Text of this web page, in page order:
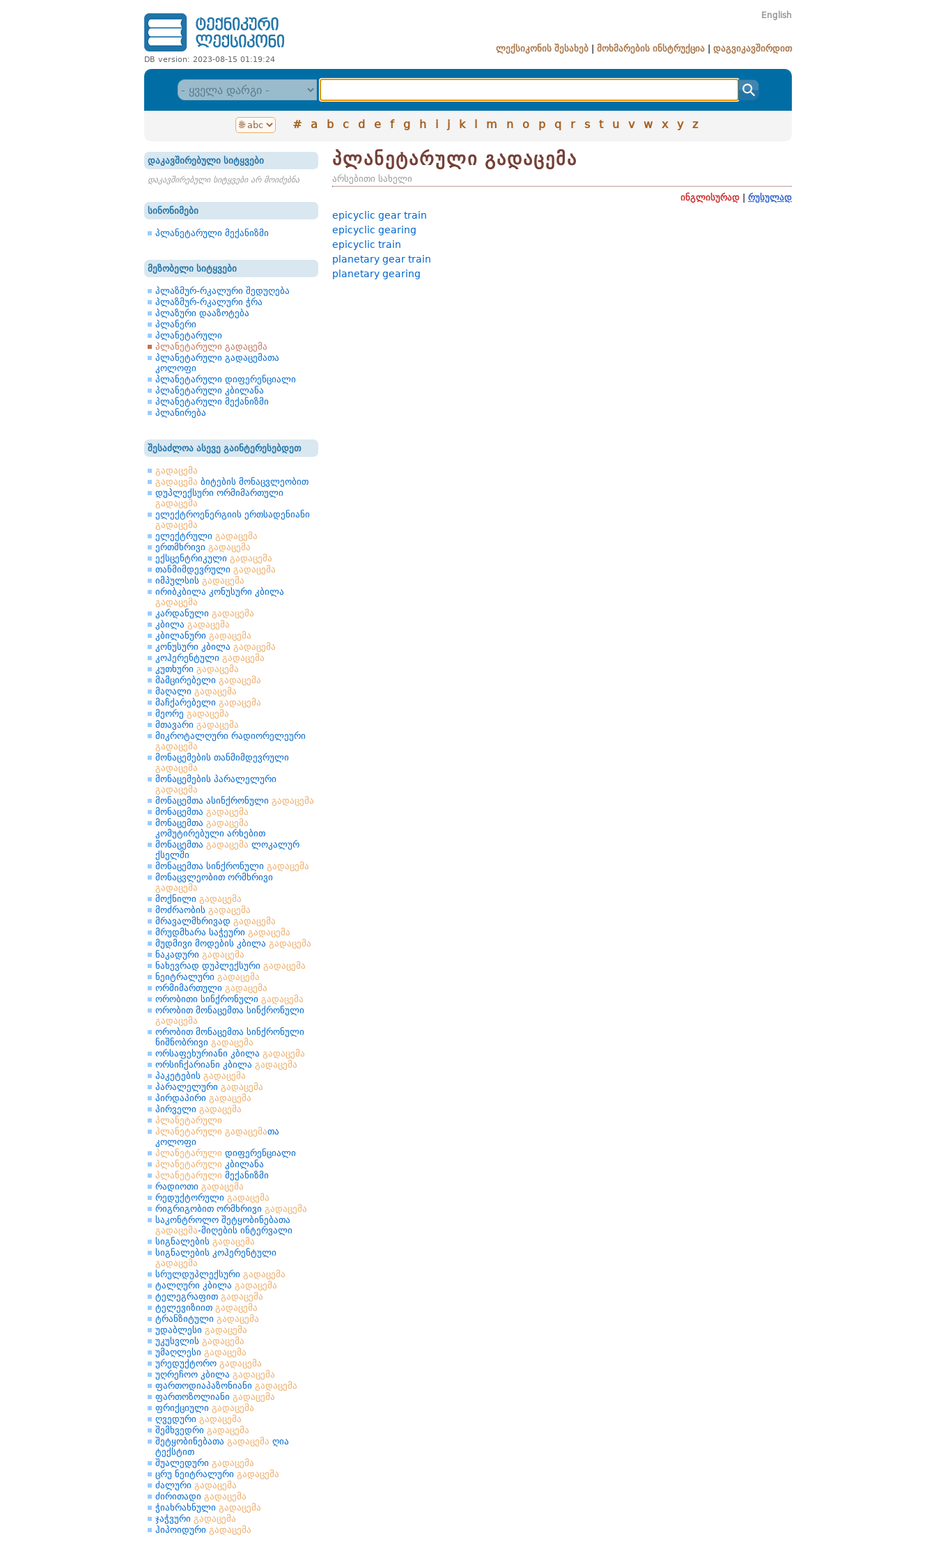
DB version: 2023-08-15 01:19:24
English
ლექსიკონის შესახებ მოხმარების ინსტრუქცია დაგვიკავშირდით
# a b c d e f g h i j k l m n o p q r s t u v w x y z
დაკავშირებული სიტყვები
დაკავშირებული სიტყვები არ მოიძებნა
სინონიმები
პლანეტარული მექანიზმი
მეზობელი სიტყვები
პლაზმურ-რკალური შედუღება
პლაზმურ-რკალური ჭრა
პლაზური დააზოტება
პლანერი
პლანეტარული
პლანეტარული გადაცემა
პლანეტარული გადაცემათა
კოლოფი
პლანეტარული დიფერენციალი
პლანეტარული კბილანა
პლანეტარული მექანიზმი
პლანირება
შესაძლოა ასევე გაინტერესებდეთ
გადაცემა
გადაცემა ბიტების მონაცვლეობით
დუპლექსური ორმიმართული
გადაცემა
ელექტროენერგიის ერთსადენიანი
გადაცემა
ელექტრული გადაცემა
ერთმხრივი გადაცემა
ექსცენტრიკული გადაცემა
თანმიმდევრული გადაცემა
იმპულსის გადაცემა
ირიბკბილა კონუსური კბილა
გადაცემა
კარდანული გადაცემა
კბილა გადაცემა
კბილანური გადაცემა
კონუსური კბილა გადაცემა
კოჰერენტული გადაცემა
კუთხური გადაცემა
მამცირებელი გადაცემა
მაღალი გადაცემა
მაჩქარებელი გადაცემა
მეორე გადაცემა
მთავარი გადაცემა
მიკროტალღური რადიორელეური
გადაცემა
მონაცემების თანმიმდევრული
გადაცემა
მონაცემების პარალელური
გადაცემა
მონაცემთა ასინქრონული გადაცემა
მონაცემთა გადაცემა
მონაცემთა გადაცემა
კომუტირებული არხებით
მონაცემთა გადაცემა ლოკალურ
ქსელში
მონაცემთა სინქრონული გადაცემა
მონაცვლეობით ორმხრივი
გადაცემა
მოქნილი გადაცემა
მოძრაობის გადაცემა
მრავალმხრივად გადაცემა
მრუდმხარა საჭეური გადაცემა
მუდმივი მოდების კბილა გადაცემა
ნაკადური გადაცემა
ნახევრად დუპლექსური გადაცემა
ნეიტრალური გადაცემა
ორმიმართული გადაცემა
ორობითი სინქრონული გადაცემა
ორობით მონაცემთა სინქრონული
გადაცემა
ორობით მონაცემთა სინქრონული
ნიშნობრივი გადაცემა
ორსაფეხურიანი კბილა გადაცემა
ორსიჩქარიანი კბილა გადაცემა
პაკეტების გადაცემა
პარალელური გადაცემა
პირდაპირი გადაცემა
პირველი გადაცემა
პლანეტარული
პლანეტარული გადაცემათა
კოლოფი
პლანეტარული დიფერენციალი
პლანეტარული კბილანა
პლანეტარული მექანიზმი
რადიოთი გადაცემა
რედუქტორული გადაცემა
რიგრიგობით ორმხრივი გადაცემა
საკონტროლო შეტყობინებათა
გადაცემა-მიღების ინტერვალი
სიგნალების გადაცემა
სიგნალების კოჰერენტული
გადაცემა
სრულდუპლექსური გადაცემა
ტალღური კბილა გადაცემა
ტელეგრაფით გადაცემა
ტელევიზიით გადაცემა
ტრანზიტული გადაცემა
უდაბლესი გადაცემა
უკუსვლის გადაცემა
უმაღლესი გადაცემა
ურედუქტორო გადაცემა
უღრეჩოო კბილა გადაცემა
ფართოდიაპაზონიანი გადაცემა
ფართოზოლიანი გადაცემა
ფრიქციული გადაცემა
ღვედური გადაცემა
შემხვედრი გადაცემა
შეტყობინებათა გადაცემა ღია
ტექსტით
შუალედური გადაცემა
ცრუ ნეიტრალური გადაცემა
ძალური გადაცემა
ძირითადი გადაცემა
ჭიახრახნული გადაცემა
ჯაჭვური გადაცემა
ჰიპოიდური გადაცემა
პლანეტარული გადაცემა
არსებითი სახელი
ინგლისურად
რუსულად
epicyclic gear train
epicyclic gearing
epicyclic train
planetary gear train
planetary gearing